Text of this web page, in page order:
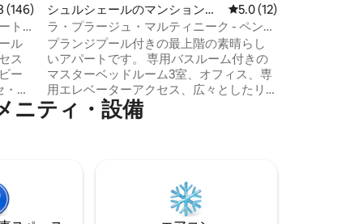
ー146件、5つ星中4.88つ星の平均評価
(146)
ト
ル
ス
ー
ミ
所に
含
レ
い
備
シュルシェールのマンション・
アパート
レビュー12件、5つ
5.0 (12)
ラ・プラージュ・マルティニーク - ペント
ハウス
プランジプール付きの最上階の素晴らし
いアパートです。 専用バスルーム付きの
マスターベッドルーム3室、オフィス、専
用エレベーターアクセス、広々としたリ
ビングエリアには、巨大なリビングルー
ム、中央にアイランドキッチンがあるキ
のアパートは特別なものです。 レストラ
ンに近いショエルシェに位置し、カメと
泳ぐことも、夕日を眺めることもできま
ニティ・設備